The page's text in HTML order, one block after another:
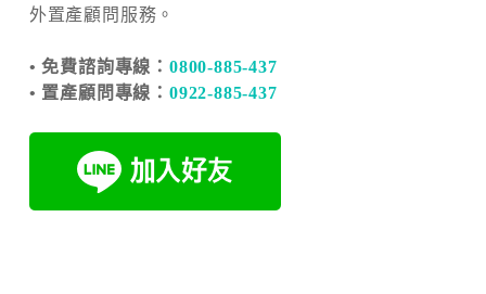
外置產顧問服務。
• 免費諮詢專線：0800-885-437
• 置產顧問專線：0922-885-437